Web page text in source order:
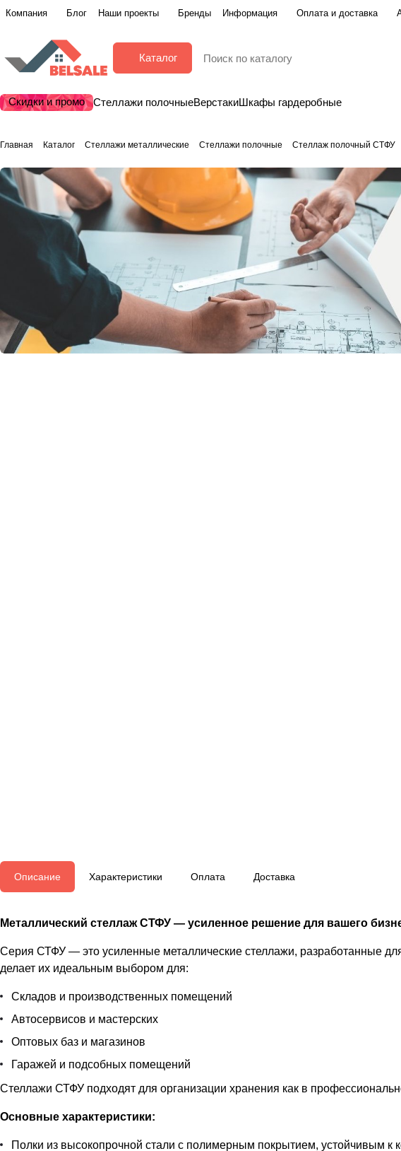
Компания Блог Наши проекты Бренды Информация Оплата и доставка
Каталог
Скидки и промо Стеллажи полочныеВерстакиШкафы гардеробные
Главная Каталог Стеллажи металлические Стеллажи полочные Стеллаж полочный СТФУ
Описание Характеристики Оплата Доставка
Металлический стеллаж СТФУ — усиленное решение для вашего
Серия СТФУ — это усиленные металлические стеллажи, разработанные
делает их идеальным выбором для:
Складов и производственных помещений
Автосервисов и мастерских
Оптовых баз и магазинов
Гаражей и подсобных помещений
Стеллажи СТФУ подходят для организации хранения как в
Основные характеристики:
Полки из высокопрочной стали с полимерным покрытием, устойчивым к